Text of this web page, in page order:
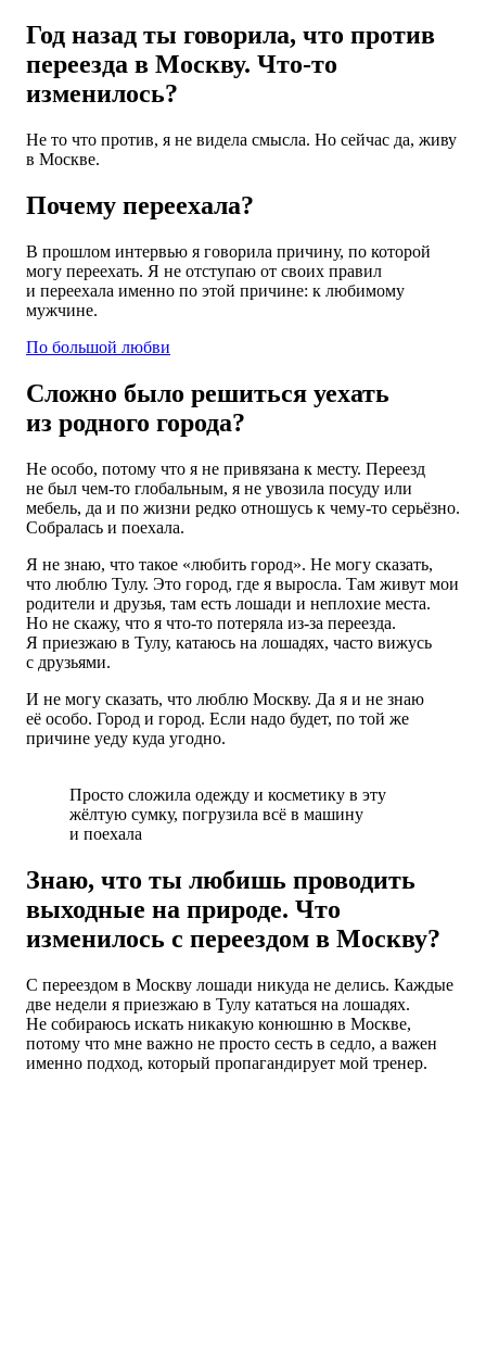
Год назад ты говорила, что против
переезда в Москву. Что-то
изменилось?
Не то что против, я не видела смысла. Но сейчас да, живу
в Москве.
Почему переехала?
В прошлом интервью я говорила причину, по которой
могу переехать. Я не отступаю от своих правил
и переехала именно по этой причине: к любимому
мужчине.
По большой любви
Сложно было решиться уехать
из родного города?
Не особо, потому что я не привязана к месту. Переезд
не был чем-то глобальным, я не увозила посуду или
мебель, да и по жизни редко отношусь к чему-то серьёзно.
Собралась и поехала.
Я не знаю, что такое «любить город». Не могу сказать,
что люблю Тулу. Это город, где я выросла. Там живут мои
родители и друзья, там есть лошади и неплохие места.
Но не скажу, что я что-то потеряла из-за переезда.
Я приезжаю в Тулу, катаюсь на лошадях, часто вижусь
с друзьями.
И не могу сказать, что люблю Москву. Да я и не знаю
её особо. Город и город. Если надо будет, по той же
причине уеду куда угодно.
Просто сложила одежду и косметику в эту
жёлтую сумку, погрузила всё в машину
и поехала
Знаю, что ты любишь проводить
выходные на природе. Что
изменилось с переездом в Москву?
С переездом в Москву лошади никуда не делись. Каждые
две недели я приезжаю в Тулу кататься на лошадях.
Не собираюсь искать никакую конюшню в Москве,
потому что мне важно не просто сесть в седло, а важен
именно подход, который пропагандирует мой тренер.